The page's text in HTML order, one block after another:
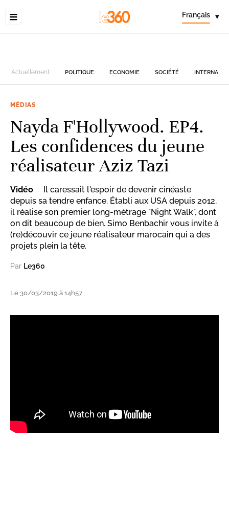
Français ▾
Actuellement POLITIQUE ECONOMIE SOCIÉTÉ
MÉDIAS
Nayda F'Hollywood. EP4.
Les confidences du jeune
réalisateur Aziz Tazi
Vidéo
Il caressait l'espoir de devenir cinéaste
depuis sa tendre enfance. Établi aux USA depuis 2012,
il réalise son premier long-métrage "Night Walk", dont
on dit beaucoup de bien. Simo Benbachir vous invite à
(re)découvir ce jeune réalisateur marocain qui a des
projets plein la tête.
Par Le360
Le 30/03/2019 à 14h57